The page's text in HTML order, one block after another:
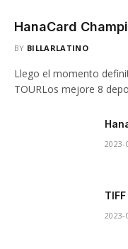
HanaCard
BY BILLARLATINO
Llego el momento
TOURLos mejore 8
2023-
2023-